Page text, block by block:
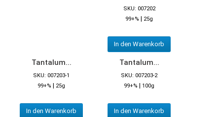
SKU: 007202
99+% | 25g
In den Warenkorb
Tantalum...
SKU: 007203-1
99+% | 25g
In den Warenkorb
Tantalum...
SKU: 007203-2
99+% | 100g
In den Warenkorb